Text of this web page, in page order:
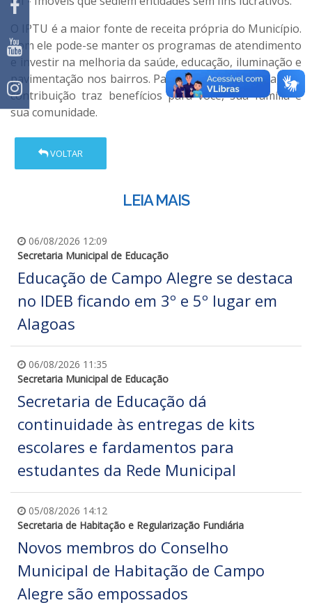
O IPTU é a maior fonte de receita própria do Município.
Com ele pode-se manter os programas de atendimento
e investir na melhoria da saúde, educação, iluminação e
pavimentação nos bairros. Pague seu IPTU em dia, sua
contribuição traz benefícios para você, sua família e
sua comunidade.
VOLTAR
LEIA MAIS
06/08/2026 12:09
Secretaria Municipal de Educação
Educação de Campo Alegre se destaca
no IDEB ficando em 3º e 5º lugar em
Alagoas
06/08/2026 11:35
Secretaria Municipal de Educação
Secretaria de Educação dá
continuidade às entregas de kits
escolares e fardamentos para
estudantes da Rede Municipal
05/08/2026 14:12
Secretaria de Habitação e Regularização Fundiária
Novos membros do Conselho
Municipal de Habitação de Campo
Alegre são empossados